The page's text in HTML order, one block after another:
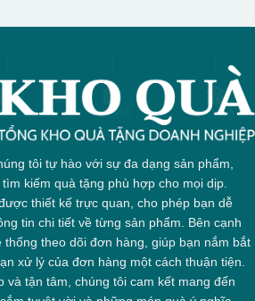
tôi tự hào với sự đa dạng sản phẩm,
kiếm quà tặng phù hợp cho mọi dịp.
thiết kế trực quan, cho phép bạn dễ
tin chi tiết về từng sản phẩm. Bên cạnh
thống theo dõi đơn hàng, giúp bạn nắm bắt
xử lý của đơn hàng một cách thuận tiện.
và tận tâm, chúng tôi cam kết mang đến